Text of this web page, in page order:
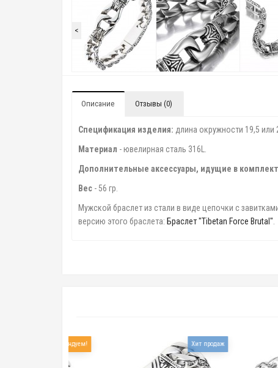
<
Описание Отзывы (0)
Спецификация изделия: длина окружности 19,5
Материал - ювелирная сталь 316L.
Дополнительные аксессуары, идущие в
Вес - 56 гр.
Мужской браслет из стали в виде цепочки с
версию этого браслета: Браслет "Tibetan Force Brutal"
Хит продаж